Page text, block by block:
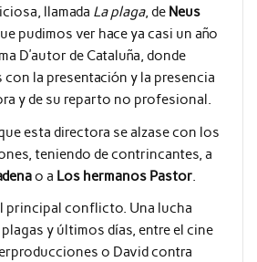
llamada La plaga, de Neus
pudimos ver hace ya casi un año
D’autor de Cataluña, donde
la presentación y la presencia
y de su reparto no profesional.
esta directora se alzase con los
teniendo de contrincantes, a
o a Los hermanos Pastor.
principal conflicto. Una lucha
y últimos días, entre el cine
o David contra